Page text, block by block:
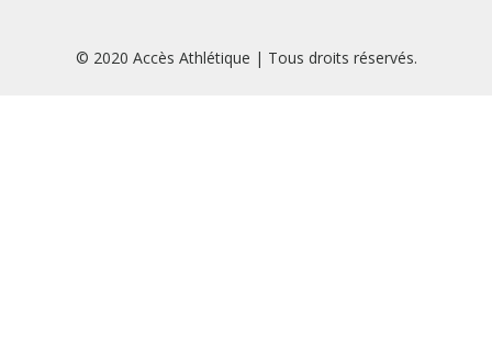
© 2020 Accès Athlétique | Tous droits réservés.